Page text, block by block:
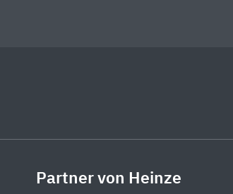
Partner von Heinze